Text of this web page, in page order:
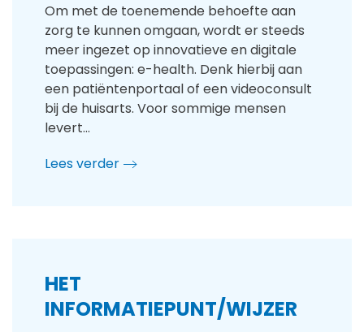
Om met de toenemende behoefte aan
zorg te kunnen omgaan, wordt er steeds
meer ingezet op innovatieve en digitale
toepassingen: e-health. Denk hierbij aan
een patiëntenportaal of een videoconsult
bij de huisarts. Voor sommige mensen
levert…
Lees verder
HET
INFORMATIEPUNT/WIJZER